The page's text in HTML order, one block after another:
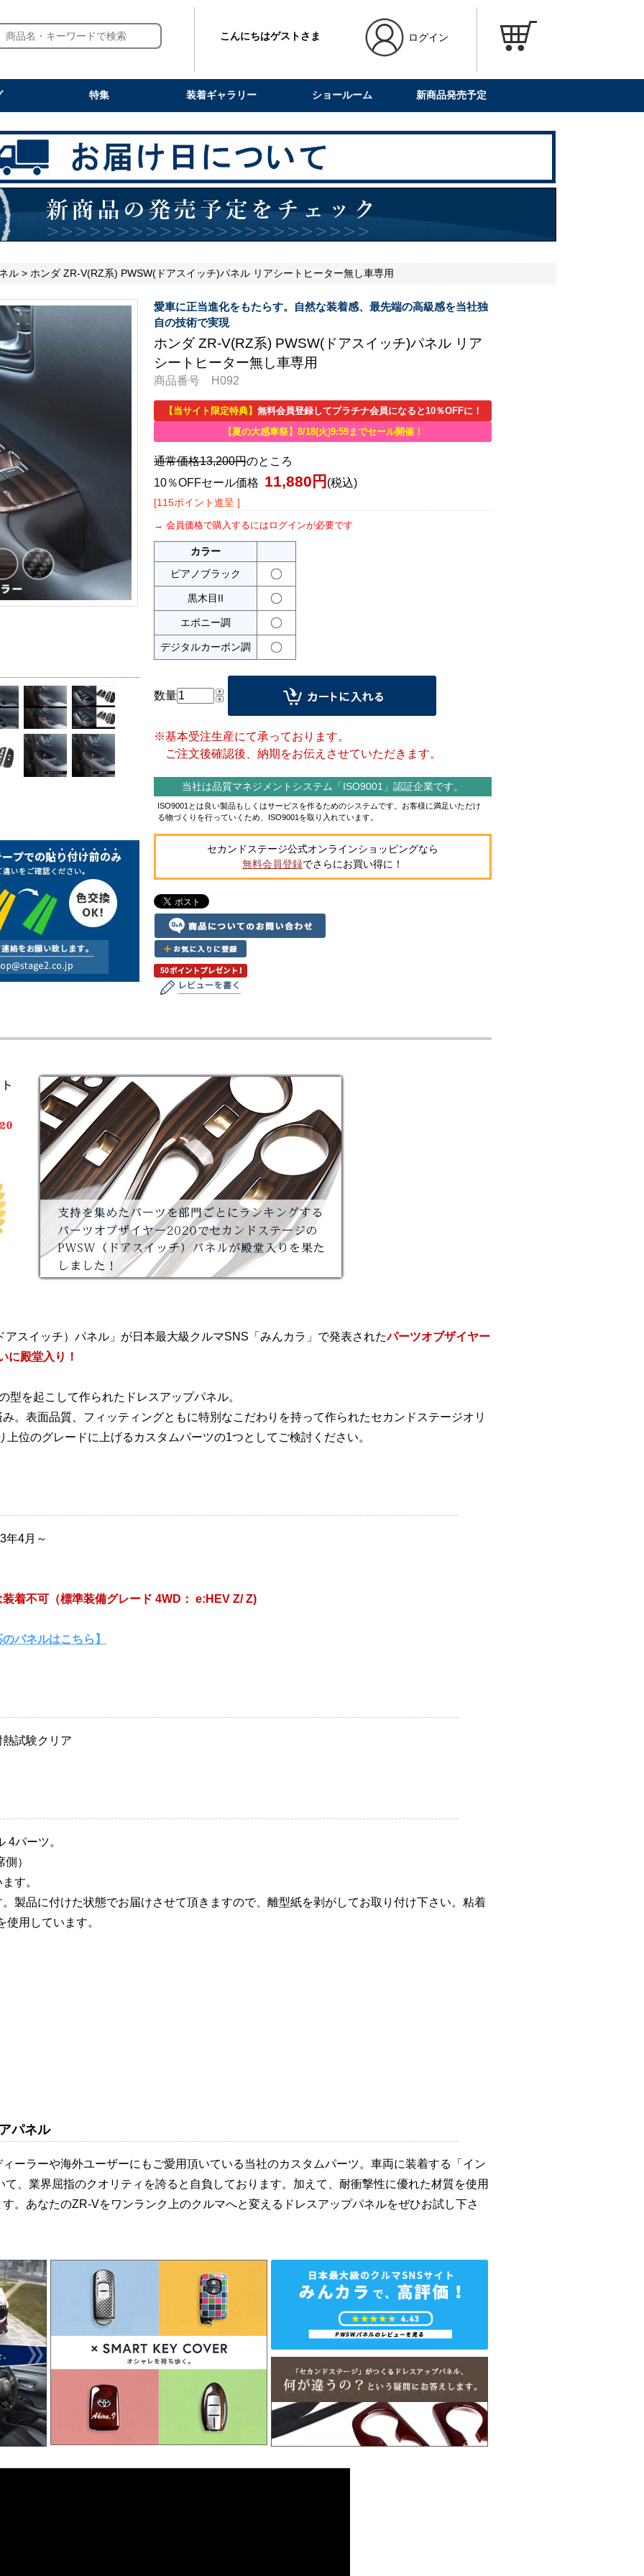
こんにちはゲストさま ログイン
特集 装着ギャラリー ショールーム 新商品発売予定
ル > ホンダ ZR-V(RZ系) PWSW(ドアスイッチ)パネル リアシートヒーター無し車専用
愛車に正当進化をもたらす。自然な装着感、最先端の高級感を当社独
自の技術で実現
ホンダ ZR-V(RZ系) PWSW(ドアスイッチ)パネル リア
シートヒーター無し車専用
商品番号 H092
【当サイト限定特典】 無料会員登録してプラチナ会員になると10％OFFに！
【夏の大感車祭】8/18(火)9:59までセール開催！
通常価格13,200円のところ
10％OFFセール価格 11,880円 (税込)
[115ポイント進呈 ]
会員価格で購入するにはログインが必要です
カラー
ピアノブラック
黒木目II
エボニー調
デジタルカーボン調
数量
※基本受注生産にて承っております。
ご注文後確認後、納期をお伝えさせていただきます。
当社は品質マネジメントシステム「ISO9001」認証企業です。
ISO9001とは良い製品もしくはサービスを作るためのシステムです。お客様に満足いただけ
る物づくりを行っていくため、ISO9001を取り入れています。
セカンドステージ公式オンラインショッピングなら
無料会員登録でさらにお買い得に！
スイッチ）パネル」が日本最大級クルマSNS「みんカラ」で発表されたパーツオブザイヤー
に殿堂入り！
型を起こして作られたドレスアップパネル。
。表面品質、フィッティングともに特別なこだわりを持って作られたセカンドステージオリ
位のグレードに上げるカスタムパーツの1つとしてご検討ください。
年4月～
着不可（標準装備グレード 4WD： e:HEV Z/ Z)
パネルはこちら】
試験クリア
4パーツ。
）
す。
製品に付けた状態でお届けさせて頂きますので、離型紙を剥がしてお取り付け下さい。粘着
用しています。
パネル
ーラーや海外ユーザーにもご愛用頂いている当社のカスタムパーツ。車両に装着する「イン
、業界屈指のクオリティを誇ると自負しております。加えて、耐衝撃性に優れた材質を使用
。あなたのZR-Vをワンランク上のクルマへと変えるドレスアップパネルをぜひお試し下さ